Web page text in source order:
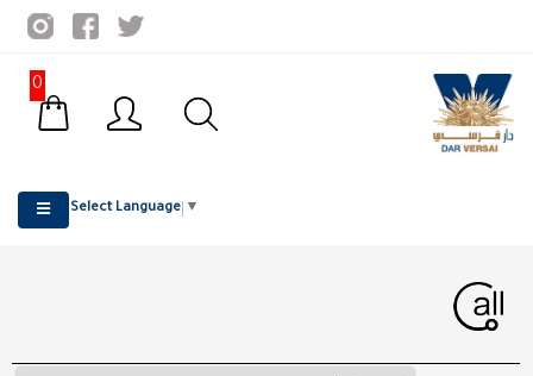
0
Select Language ▼